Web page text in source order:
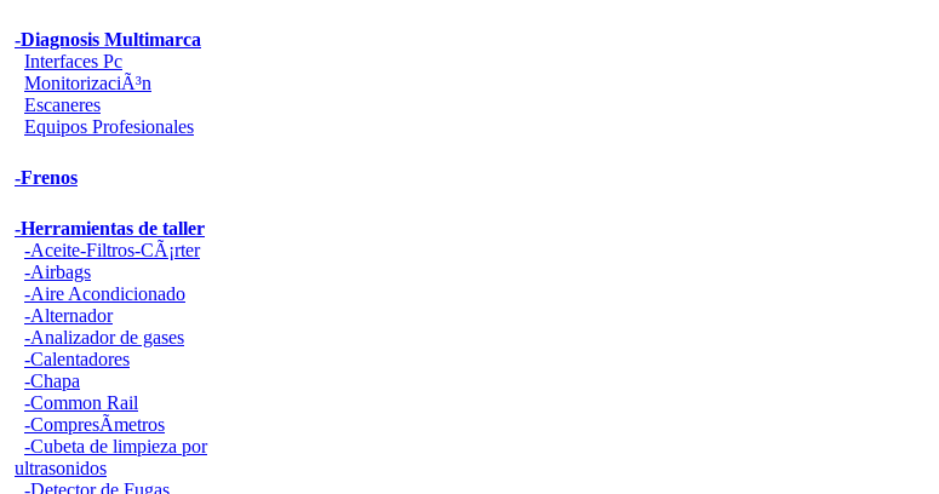
-Diagnosis Multimarca
Interfaces Pc
MonitorizaciÃ³n
Escaneres
Equipos Profesionales
-Frenos
-Herramientas de taller
-Aceite-Filtros-CÃ¡rter
-Airbags
-Aire Acondicionado
-Alternador
-Analizador de gases
-Calentadores
-Chapa
-Common Rail
-CompresÃ­metros
-Cubeta de limpieza por
ultrasonidos
-Detector de Fugas